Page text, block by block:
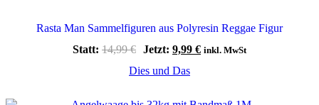
Rasta Man Sammelfiguren aus Polyresin Reggae Figur
Statt: 14,99€ Ursprünglicher
war:
Jetzt: 9,99 €Aktueller
inkl. MwSt
Dies und Das